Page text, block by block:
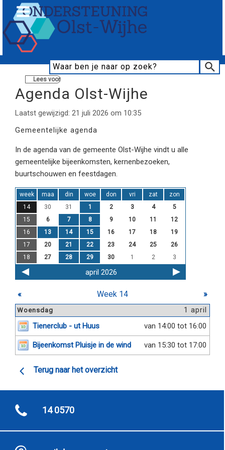
Lees voor
Agenda Olst-Wijhe
Laatst gewijzigd: 21 juli 2026 om 10:35
Gemeentelijke agenda
In de agenda van de gemeente Olst-Wijhe vindt u alle
gemeentelijke bijeenkomsten, kernenbezoeken,
buurtschouwen en feestdagen.
week maa din woe don vri zat
zon
14
30 31 1 2 3 4
5
15
6 7 8 9 10 11
12
16
13 14 15 16 17 18
19
17
20 21 22 23 24 25
26
18
27 28 29 30 1 2 3
april 2026
« Week 14 »
1 april
Woensdag
van 14:00 tot 16:00
Tienerclub - ut Huus
van 15:30 tot 17:00
Bijeenkomst Pluisje in de wind
Terug naar het overzicht
14 0570